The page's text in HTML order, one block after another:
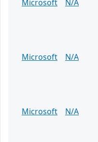
Microsoft
N/A
Microsoft
N/A
Microsoft
N/A